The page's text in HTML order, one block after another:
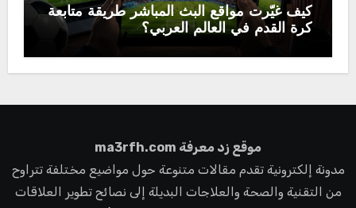
كيف غيّرت مواقع البث المباشر طريقة متابعة
كرة القدم في العالم العربي؟
موقع زد معرفة ma3rfh.com
مدونة إلكترونية تقدم مقالات متنوعة حول مواضيع مختلفة تتراوح
من التقنية والصحة والعلاجات البديلة إلى نصائح تطوير العلاقات